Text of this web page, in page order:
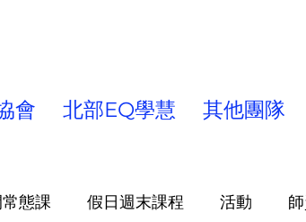
會 北部EQ學慧 其他團隊
態課 假日週末課程 活動